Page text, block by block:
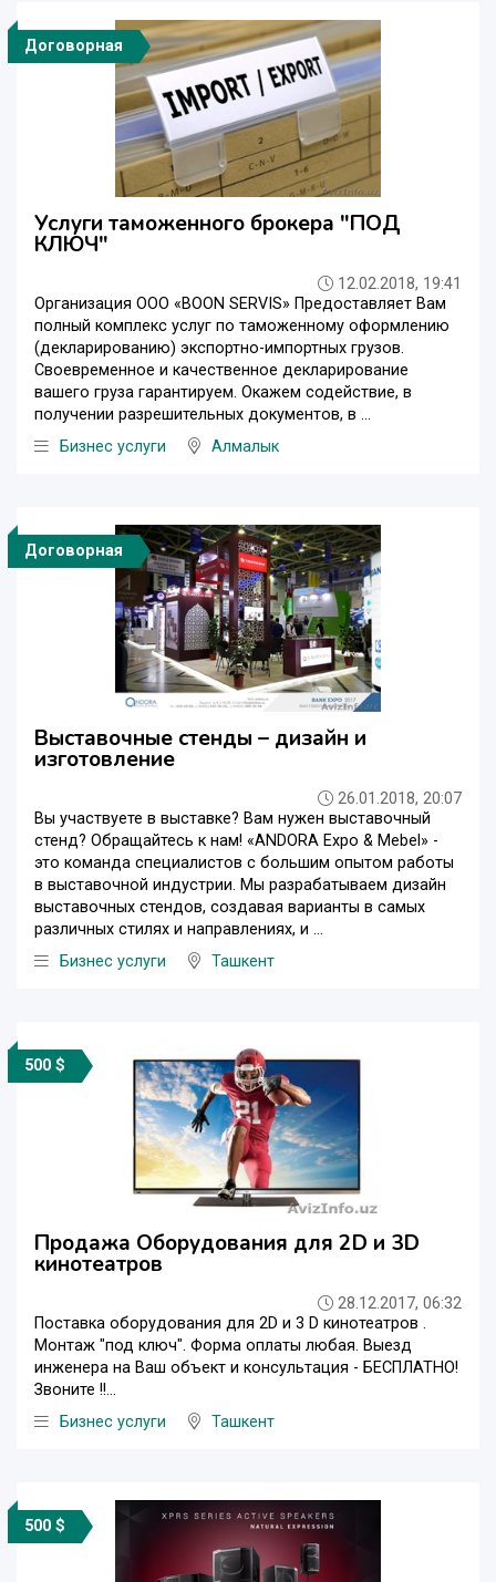
Договорная
Услуги таможенного брокера "ПОД
КЛЮЧ"
12.02.2018, 19:41
Организация ООО «BOON SERVIS» Предоставляет Вам
полный комплекс услуг по таможенному оформлению
(декларированию) экспортно-импортных грузов.
Своевременное и качественное декларирование
вашего груза гарантируем. Окажем содействие, в
получении разрешительных документов, в ...
Бизнес услуги
Алмалык
Договорная
Выставочные стенды – дизайн и
изготовление
26.01.2018, 20:07
Вы участвуете в выставке? Вам нужен выставочный
стенд? Обращайтесь к нам! «ANDORA Expo & Mebel» -
это команда специалистов с большим опытом работы
в выставочной индустрии. Мы разрабатываем дизайн
выставочных стендов, создавая варианты в самых
различных стилях и направлениях, и ...
Бизнес услуги
Ташкент
500 $
Продажа Оборудования для 2D и 3D
кинотеатров
28.12.2017, 06:32
Поставка оборудования для 2D и 3 D кинотеатров .
Монтаж "под ключ". Форма оплаты любая. Выезд
инженера на Ваш объект и консультация - БЕСПЛАТНО!
Звоните !!...
Бизнес услуги
Ташкент
500 $